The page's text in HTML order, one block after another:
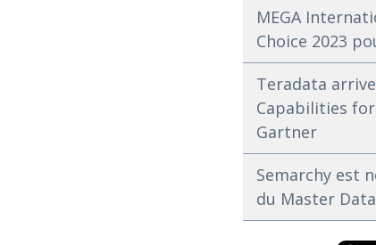
MEGA
Choice 2023
Teradata
Capabilities for
Gartner
Semarchy est
du Master